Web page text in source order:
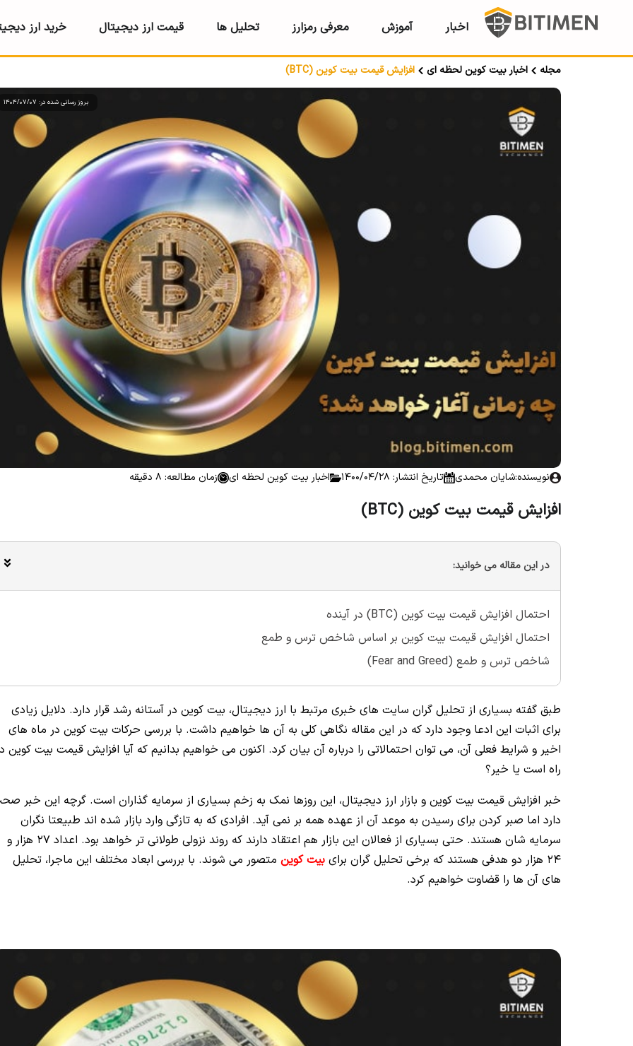
اخبار آموزش معرفی رمزارز تحلیل ها قیمت ارز دیجیتال خرید ارز
مجله اخبار بیت کوین لحظه ای افزایش قیمت بیت کوین (BTC)
بروز رسانی شده در: 1404/07/07
نویسنده:شایان محمدی تاریخ انتشار: 1400/04/28 اخبار بیت کوین لحظه ای زمان مطالعه: 8 دقیقه
افزایش قیمت بیت کوین (BTC)
در این مقاله می خوانید:
احتمال افزایش قیمت بیت کوین (BTC) در آینده
احتمال افزایش قیمت بیت کوین بر اساس شاخص ترس و طمع
شاخص ترس و طمع (Fear and Greed)
طبق گفته بسیاری از تحلیل گران سایت های خبری مرتبط با ارز دیجیتال، بیت کوین در آستانه رشد قرار دارد. دلایل زیادی
برای اثبات این ادعا وجود دارد که در این مقاله نگاهی کلی به آن ها خواهیم داشت. با بررسی حرکات بیت کوین در ماه های
اخیر و شرایط فعلی آن، می توان احتمالاتی را درباره آن بیان کرد. اکنون می خواهیم بدانیم که آیا افزایش قیمت بیت کوین
راه است یا خیر؟
خبر افزایش قیمت بیت کوین و بازار ارز دیجیتال، این روزها نمک به زخم بسیاری از سرمایه گذاران است. گرچه این خبر
دارد اما صبر کردن برای رسیدن به موعد آن از عهده همه بر نمی آید. افرادی که به تازگی وارد بازار شده اند طبیعتا نگران
سرمایه شان هستند. حتی بسیاری از فعالان این بازار هم اعتقاد دارند که روند نزولی طولانی تر خواهد بود. اعداد 27 هزار و
24 هزار دو هدفی هستند که برخی تحلیل گران برای
بیت کوین متصور می شوند. با بررسی ابعاد مختلف این ماجرا، تحلیل
های آن ها را قضاوت خواهیم کرد.